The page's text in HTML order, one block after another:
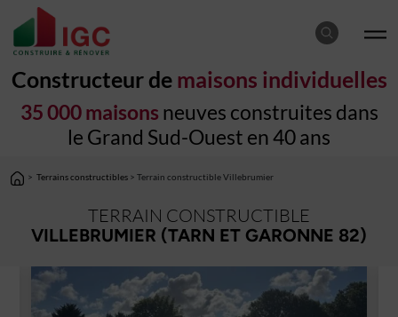
Constructeur de maisons individuelles
35 000 maisons neuves construites dans
le Grand Sud-Ouest en 40 ans
> Terrains constructibles > Terrain constructible Villebrumier
TERRAIN CONSTRUCTIBLE
VILLEBRUMIER (TARN ET GARONNE 82)